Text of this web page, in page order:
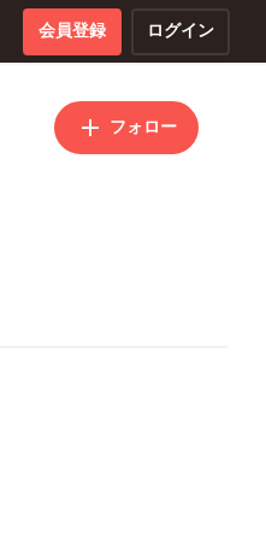
会員登録 ログイン
フォロー